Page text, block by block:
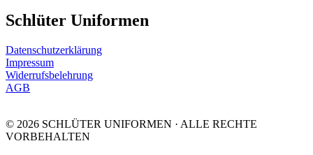
Schlüter Uniformen
Datenschutzerklärung
Impressum
Widerrufsbelehrung
AGB
© 2026 SCHLÜTER UNIFORMEN · ALLE RECHTE
VORBEHALTEN